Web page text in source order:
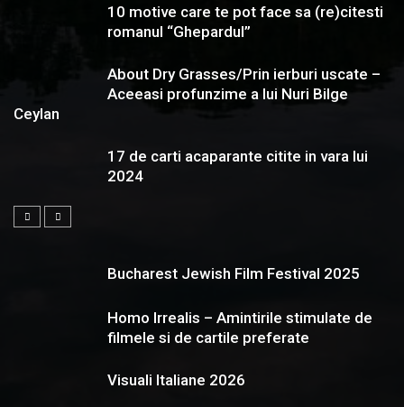
10 motive care te pot face sa (re)citesti
romanul “Ghepardul”
About Dry Grasses/Prin ierburi uscate –
Aceeasi profunzime a lui Nuri Bilge
Ceylan
17 de carti acaparante citite in vara lui
2024
Bucharest Jewish Film Festival 2025
Homo Irrealis – Amintirile stimulate de
filmele si de cartile preferate
Visuali Italiane 2026